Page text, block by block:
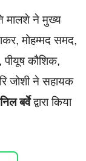
मालशे ने मुख्य
मोहम्मद समद,
पीयूष कौशिक,
जोशी ने सहायक
बर्वेद्वारा किया